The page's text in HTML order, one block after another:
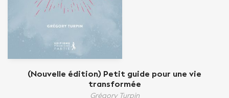
(Nouvelle édition) Petit guide pour une vie
transformée
Grégory Turpin